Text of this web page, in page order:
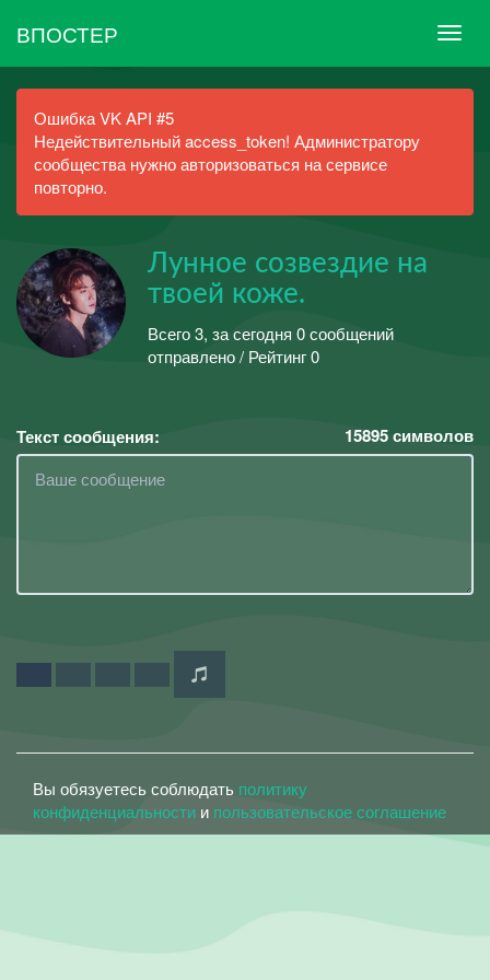
ВПОСТЕР
Ошибка VK API #5
Недействительный access_token! Администратору
сообщества нужно авторизоваться на сервисе
повторно.
Лунное созвездие на
твоей коже.
Всего 3, за сегодня 0 сообщений
отправлено / Рейтинг 0
Текст сообщения: 15895символов
Вы обязуетесь соблюдать политику
конфиденциальности и пользовательское соглашение